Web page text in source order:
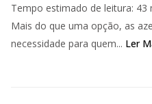
Tempo estimado de leitura: 43
Mais do que uma opção, as
necessidade para quem... Ler